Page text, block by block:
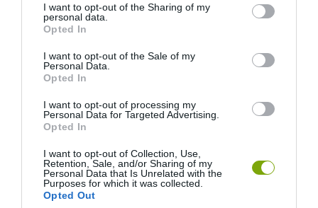
not limited to your visit or usage behaviour. You may click to
grant or deny consent to Google and its third-party tags to
use your data for below specified purposes in below Google
consent section.
I want to opt-out of the Sharing of my
personal data.
Opted In
I want to opt-out of the Sale of my
Personal Data.
Opted In
I want to opt-out of processing my
Personal Data for Targeted Advertising.
Opted In
I want to opt-out of Collection, Use,
Retention, Sale, and/or Sharing of my
Personal Data that Is Unrelated with the
Purposes for which it was collected.
Opted Out
2026-06-29 2026-06-23
DAVID ATTENBOROUGH 100
ÉVES: AZ EMBER, AKI
NOBEL-DÍJAT KAPOTT EGY